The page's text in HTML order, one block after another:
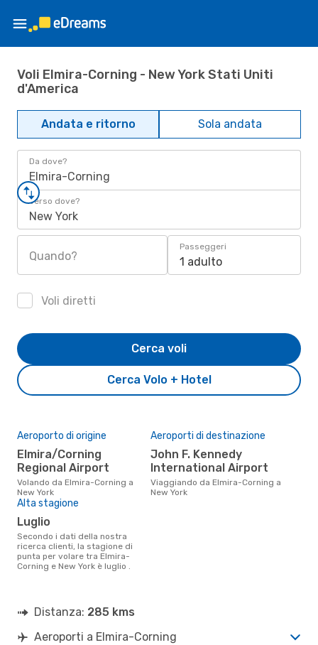
Voli Elmira-Corning - New York Stati Uniti
d'America
Andata e ritorno Sola andata
Da dove?
Elmira-Corning
Verso dove?
New York
Quando?
Passeggeri
1 adulto
Voli diretti
Cerca Volo + Hotel
Cerca voli
Aeroporto di origine
Elmira/Corning
Regional Airport
Volando da Elmira-Corning a
New York
Aeroporti di destinazione
John F. Kennedy
International Airport
Viaggiando da Elmira-Corning a
New York
Alta stagione
luglio
Secondo i dati della nostra
ricerca clienti, la stagione di
punta per volare tra Elmira-
Corning e New York è luglio .
Distanza: 285 kms
Aeroporti a Elmira-Corning